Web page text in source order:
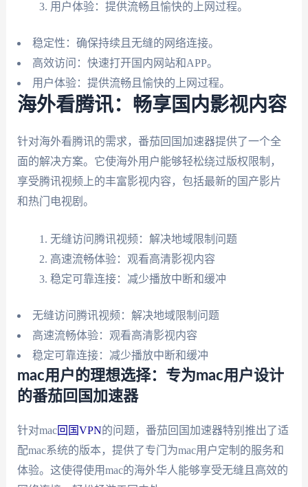
用户体验：提供流畅且愉快的上网过程。
稳定性：确保持续且无缝的网络连接。
高效访问：快速打开国内网站和APP。
用户体验：提供流畅且愉快的上网过程。
海外看腾讯：畅享国内影视内容
针对海外看腾讯的需求，番茄回国加速器提供了一个全
面的解决方案。它使海外用户能够轻松绕过版权限制，
享受腾讯视频上的丰富影视内容，包括最新的国产影片
和热门电视剧。
无缝访问腾讯视频：解决地域限制问题
高速流畅体验：观看高清影视内容
稳定可靠连接：减少播放中断和缓冲
无缝访问腾讯视频：解决地域限制问题
高速流畅体验：观看高清影视内容
稳定可靠连接：减少播放中断和缓冲
mac用户的理想选择：专为mac用户设计
的番茄回国加速器
针对mac回国VPN的问题，番茄回国加速器特别推出了适
配mac系统的版本，提供了专门为mac用户定制的服务和
体验。这使得使用mac的海外华人能够享受无缝且高效的